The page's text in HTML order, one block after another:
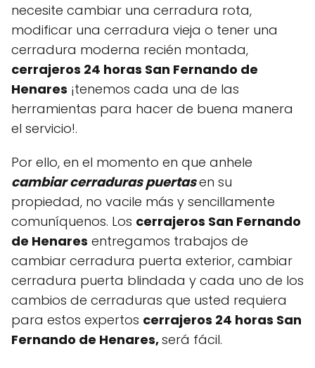
necesite cambiar una cerradura rota,
modificar una cerradura vieja o tener una
cerradura moderna recién montada,
cerrajeros 24 horas San Fernando de
Henares ¡tenemos cada una de las
herramientas para hacer de buena manera
el servicio!.
Por ello, en el momento en que anhele
cambiar cerraduras puertasen su
propiedad, no vacile más y sencillamente
comuníquenos. Los cerrajeros San Fernando
de Henares entregamos trabajos de
cambiar cerradura puerta exterior, cambiar
cerradura puerta blindada y cada uno de los
cambios de cerraduras que usted requiera
para estos expertos cerrajeros 24 horas San
Fernando de Henares,será fácil.